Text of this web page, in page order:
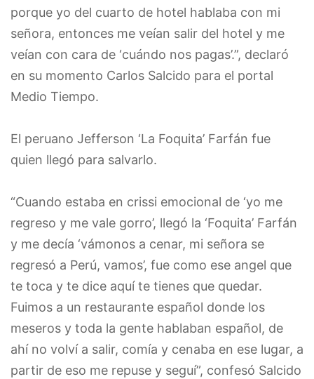
porque yo del cuarto de hotel hablaba con mi
señora, entonces me veían salir del hotel y me
veían con cara de ‘cuándo nos pagas’.”, declaró
en su momento Carlos Salcido para el portal
Medio Tiempo.
El peruano Jefferson ‘La Foquita’ Farfán fue
quien llegó para salvarlo.
“Cuando estaba en crissi emocional de ‘yo me
regreso y me vale gorro’, llegó la ‘Foquita’ Farfán
y me decía ‘vámonos a cenar, mi señora se
regresó a Perú, vamos’, fue como ese angel que
te toca y te dice aquí te tienes que quedar.
Fuimos a un restaurante español donde los
meseros y toda la gente hablaban español, de
ahí no volví a salir, comía y cenaba en ese lugar, a
partir de eso me repuse y seguí”, confesó Salcido